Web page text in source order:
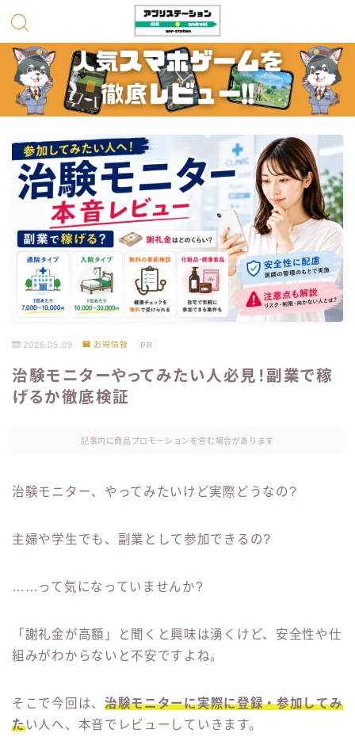
2026.05.09 お得情報 PR
治験モニターやってみたい人必見！副業で稼
げるか徹底検証
記事内に商品プロモーションを含む場合があります
治験モニター、やってみたいけど実際どうなの?
主婦や学生でも、副業として参加できるの?
……って気になっていませんか?
「謝礼金が高額」と聞くと興味は湧くけど、安全性や仕
組みがわからないと不安ですよね。
そこで今回は、 治験モニターに実際に登録・参加してみ
たい人へ、本音でレビューしていきます。